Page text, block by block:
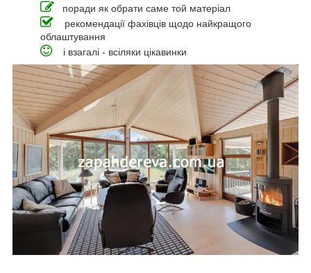
поради як обрати саме той матеріал
рекомендації фахівців щодо найкращого
облаштування
і взагалі - всіляки цікавинки